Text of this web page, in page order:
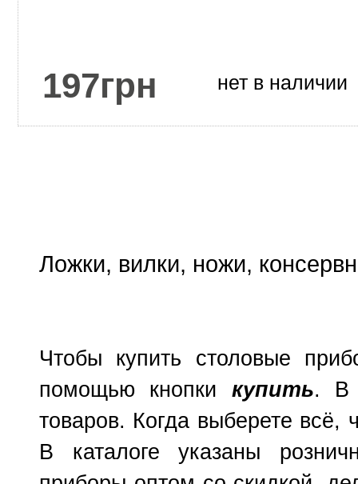
197грн нет в наличии
Ложки, вилки, ножи,
Чтобы купить столовые
помощью кнопки купить. В
товаров. Когда выберете всё,
В каталоге указаны